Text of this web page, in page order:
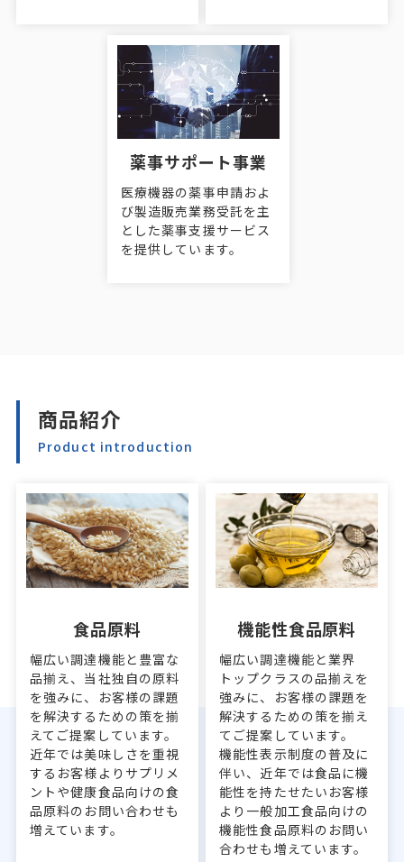
薬事サポート事業
医療機器の薬事申請およ
び製造販売業務受託を主
とした薬事支援サービス
を提供しています。
商品紹介
Product introduction
食品原料
幅広い調達機能と豊富な
品揃え、当社独自の原料
を強みに、お客様の課題
を解決するための策を揃
えてご提案しています。
近年では美味しさを重視
するお客様よりサプリメ
ントや健康食品向けの食
品原料のお問い合わせも
増えています。
機能性食品原料
幅広い調達機能と業界
トップクラスの品揃えを
強みに、お客様の課題を
解決するための策を揃え
てご提案しています。
機能性表示制度の普及に
伴い、近年では食品に機
能性を持たせたいお客様
より一般加工食品向けの
機能性食品原料のお問い
合わせも増えています。